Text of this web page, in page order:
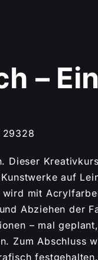
–
29328
Dieser
auf
mit
Abziehen der
– mal
Zum Abschluss
festgehalten.